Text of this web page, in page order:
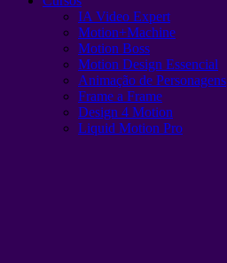
IA Video Expert
Motion+Machine
Motion Boss
Motion Design Essencial
Animação de Personagens
Frame a Frame
Design 4 Motion
Liquid Motion Pro